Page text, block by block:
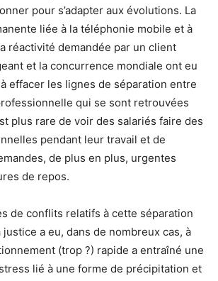
pour s’adapter aux évolutions. La
liée à la téléphonie mobile et à
réactivité demandée par un client
et la concurrence mondiale ont eu
à effacer les lignes de séparation entre
qui se sont retrouvées
plus rare de voir des salariés faire des
pendant leur travail et de
de plus en plus, urgentes
de repos.
de conflits relatifs à cette séparation
a eu, dans de nombreux cas, à
(trop ?) rapide a entraîné une
lié à une forme de précipitation et